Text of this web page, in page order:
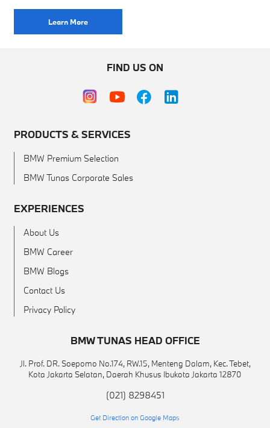
Learn More
FIND US ON
PRODUCTS & SERVICES
BMW Premium Selection
BMW Tunas Corporate Sales
EXPERIENCES
About Us
BMW Career
BMW Blogs
Contact Us
Privacy Policy
BMW TUNAS HEAD OFFICE
Jl. Prof. DR. Soepomo No.174, RW.15, Menteng Dalam, Kec. Tebet,
Kota Jakarta Selatan, Daerah Khusus Ibukota Jakarta 12870
(021) 8298451
Get Direction on Google Maps